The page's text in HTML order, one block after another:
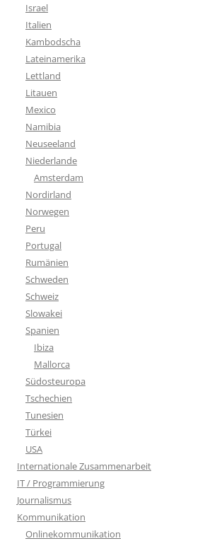
Israel
Italien
Kambodscha
Lateinamerika
Lettland
Litauen
Mexico
Namibia
Neuseeland
Niederlande
Amsterdam
Nordirland
Norwegen
Peru
Portugal
Rumänien
Schweden
Schweiz
Slowakei
Spanien
Ibiza
Mallorca
Südosteuropa
Tschechien
Tunesien
Türkei
USA
Internationale Zusammenarbeit
IT / Programmierung
Journalismus
Kommunikation
Onlinekommunikation